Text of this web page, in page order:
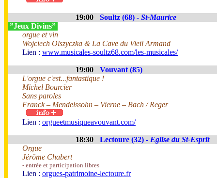
19:00 Soultz (68) - St-Maurice
”Jeux Divins”
orgue et vin
Wojciech Olszyczka & La Cave du Vieil Armand
Lien : www.musicales-soultz68.com/les-musicales/
19:00
Vouvant (85)
L'orgue c'est...fantastique !
Michel Bourcier
Sans paroles
Franck – Mendelssohn – Vierne – Bach / Reger
Lien : orgueetmusiqueavouvant.com/
18:30 Lectoure (32) - Eglise du St-Esprit
Orgue
Jérôme Chabert
- entrée et participation libres
Lien : orgues-patrimoine-lectoure.fr